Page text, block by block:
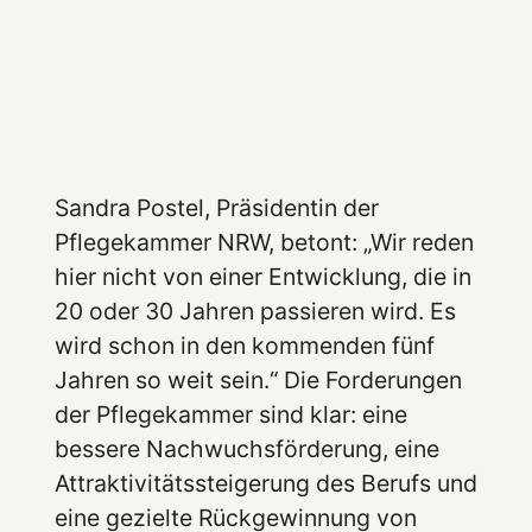
Sandra Postel, Präsidentin der
Pflegekammer NRW, betont: „Wir reden
hier nicht von einer Entwicklung, die in
20 oder 30 Jahren passieren wird. Es
wird schon in den kommenden fünf
Jahren so weit sein.“ Die Forderungen
der Pflegekammer sind klar: eine
bessere Nachwuchsförderung, eine
Attraktivitätssteigerung des Berufs und
eine gezielte Rückgewinnung von